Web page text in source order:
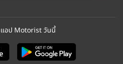
แอป Motorist วันนี้